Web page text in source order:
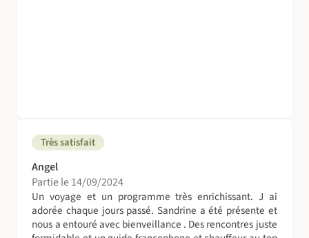
Très satisfait
Angel
Partie le 14/09/2024
Un voyage et un programme très enrichissant. J ai
adorée chaque jours passé. Sandrine a été présente et
nous a entouré avec bienveillance . Des rencontres juste